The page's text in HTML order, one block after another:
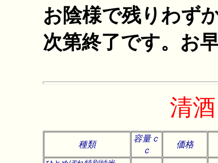
お陰様で残りわず
次第終了です。お
清
種類
容量ｃ
ｃ
価格